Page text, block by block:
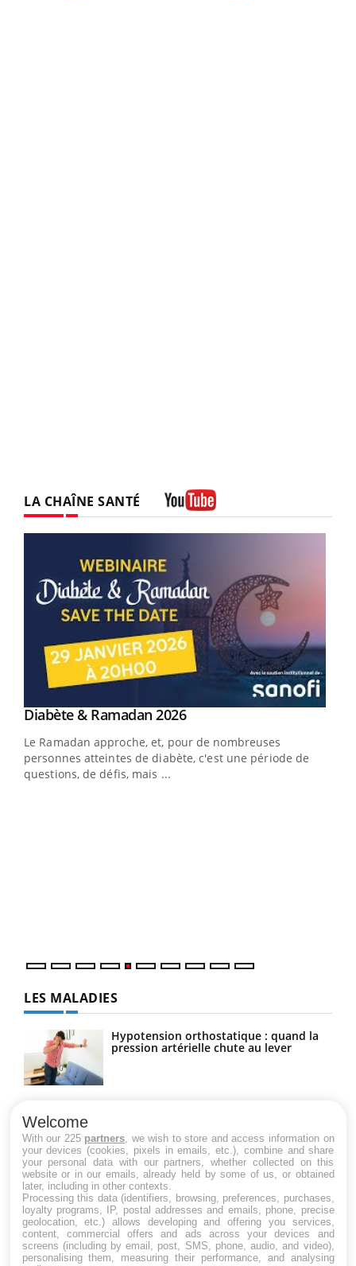
LA CHAÎNE SANTÉ
Youtube
Diabète & Ramadan 2026Youtube
Le Ramadan approche, et, pour de nombreuses
personnes atteintes de diabète, c'est une période de
questions, de défis, mais ...
LES MALADIES
Hypotension orthostatique : quand la
pression artérielle chute au lever
Maladie de Charcot (Sclérose latérale
amyotrophique)
Welcome
With our 225 partners , we wish to store and access information on
your devices (cookies, pixels in emails, etc.), combine and share
your personal data with our partners, whether collected on this
website or in our emails, already held by some of us, or obtained
later, including in other contexts.
Processing this data (identifiers, browsing, preferences, purchases,
loyalty programs, IP, postal addresses and emails, phone, precise
geolocation, etc.) allows developing and offering you services,
content, commercial offers and ads across your devices and
screens (including by email, post, SMS, phone, audio, and video),
personalising them, measuring their performance, and analysing